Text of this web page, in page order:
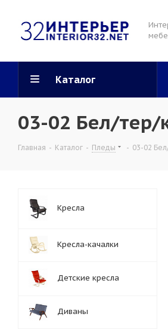
Каталог
03-02 Бел/тер/
Главная - Каталог - Пледы - 03-02
Кресла
Кресла-качалки
Детские кресла
Диваны